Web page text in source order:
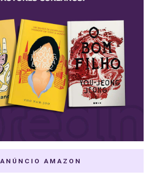
ANÚNCIO AMAZON